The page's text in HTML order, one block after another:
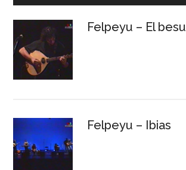
Felpeyu – El besu
Felpeyu – Ibias